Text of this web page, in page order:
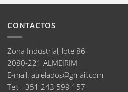
CONTACTOS
Zona Industrial, lote 86
2080-221 ALMEIRIM
E-mail: atrelados@gmail.com
Tel: +351 243 599 157